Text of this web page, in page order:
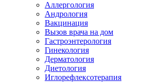
Аллергология
Андрология
Вакцинация
Вызов врача на дом
Гастроэнтерология
Гинекология
Дерматология
Диетология
Иглорефлексотерапия